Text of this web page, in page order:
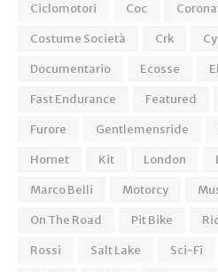
Ciclomotori
Coc
Costume Società
Crk
Documentario
Ecosse
Fast Endurance
Featured
Furore
Gentlemensride
Hornet
Kit London
Marco Belli
Motorcy
On The Road
Pit Bike
Rossi
Salt Lake Sci-Fi